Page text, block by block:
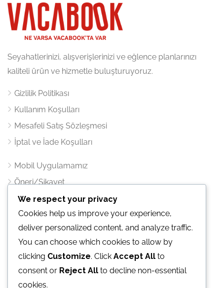
Seyahatlerinizi, alışverişlerinizi ve eğlence planlarınızı
kaliteli ürün ve hizmetle buluşturuyoruz.
Gizlilik Politikası
Kullanım Koşulları
Mesafeli Satış Sözleşmesi
İptal ve İade Koşulları
Mobil Uygulamamız
Öneri/Şikayet
İletişim
Atatürk mahallesi Ertuğrul Gazi Sk. Metropol İstanbul
bilgi@vacabook.com
We respect your privacy
Cookies help us improve your experience,
deliver personalized content, and analyze traffic.
You can choose which cookies to allow by
clicking Customize. Click Accept All to
consent or Reject All to decline non-essential
cookies.